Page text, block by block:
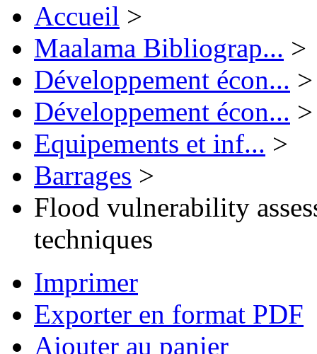
Accueil >
Maalama Bibliograp... >
Développement écon... >
Développement écon... >
Equipements et inf... >
Barrages >
Flood vulnerability
techniques
Imprimer
Exporter en format PDF
Ajouter au panier